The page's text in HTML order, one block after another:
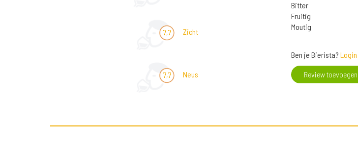
7,7 Zicht
7,7 Neus
Bitter
Fruitig
Moutig
Ben je Bierista? Login
Review toevoegen